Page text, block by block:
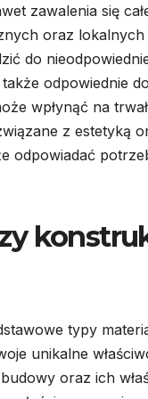
zawalenia się
oraz
do
odpowiednie
wpłynąć na
z estetyką
odpowiadać
typy
unikalne
oraz ich